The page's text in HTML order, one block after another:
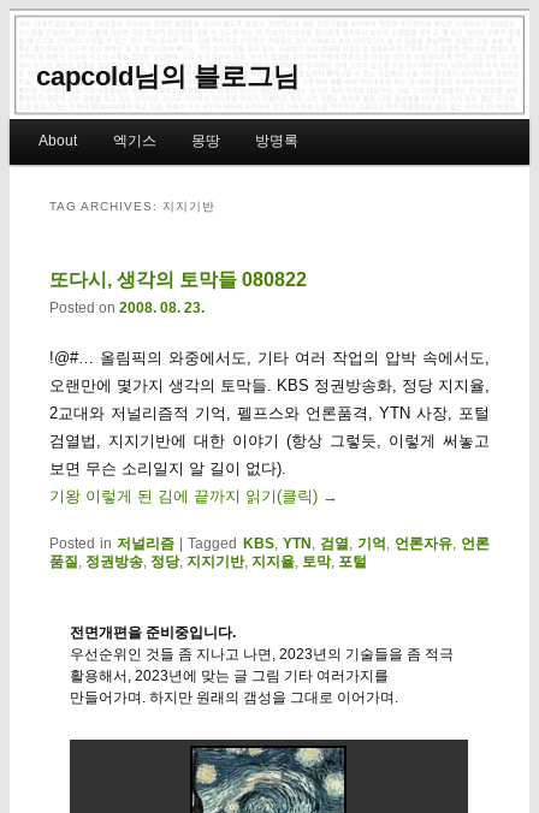
capcold님의 블로그님
Skip to primary content
Skip to secondary content
About 엑기스 몽땅 방명록
TAG ARCHIVES: 지지기반
또다시, 생각의 토막들 080822
Posted on 2008. 08. 23.
!@#… 올림픽의 와중에서도, 기타 여러 작업의 압박 속에서도,
오랜만에 몇가지 생각의 토막들. KBS 정권방송화, 정당 지지율,
2교대와 저널리즘적 기억, 펠프스와 언론품격, YTN 사장, 포털
검열법, 지지기반에 대한 이야기 (항상 그렇듯, 이렇게 써놓고
보면 무슨 소리일지 알 길이 없다).
기왕 이렇게 된 김에 끝까지 읽기(클릭) →
Posted in 저널리즘 |Tagged KBS, YTN 검열 ,기억 언론자유 언론
품질 정권방송, 정당, 지지기반, 지지율, 토막, 포털
전면개편을 준비중입니다.
우선순위인 것들 좀 지나고 나면, 2023년의 기술들을 좀 적극
활용해서, 2023년에 맞는 글 그림 기타 여러가지를
만들어가며. 하지만 원래의 갬성을 그대로 이어가며.